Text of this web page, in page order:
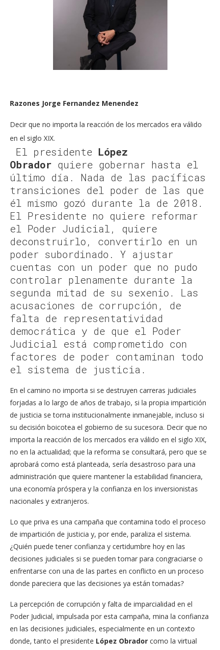
Razones Jorge Fernandez Menendez
Decir que no importa la reacción de los mercados era válido
en el siglo XIX.
El presidente López
Obrador quiere gobernar hasta el
último día. Nada de las pacíficas
transiciones del poder de las que
él mismo gozó durante la de 2018.
El Presidente no quiere reformar
el Poder Judicial, quiere
deconstruirlo, convertirlo en un
poder subordinado. Y ajustar
cuentas con un poder que no pudo
controlar plenamente durante la
segunda mitad de su sexenio. Las
acusaciones de corrupción, de
falta de representatividad
democrática y de que el Poder
Judicial está comprometido con
factores de poder contaminan todo
el sistema de justicia.
En el camino no importa si se destruyen carreras judiciales
forjadas a lo largo de años de trabajo, si la propia impartición
de justicia se torna institucionalmente inmanejable, incluso si
su decisión boicotea el gobierno de su sucesora. Decir que no
importa la reacción de los mercados era válido en el siglo XIX,
no en la actualidad; que la reforma se consultará, pero que se
aprobará como está planteada, sería desastroso para una
administración que quiere mantener la estabilidad financiera,
una economía próspera y la confianza en los inversionistas
nacionales y extranjeros.
Lo que priva es una campaña que contamina todo el proceso
de impartición de justicia y, por ende, paraliza el sistema.
¿Quién puede tener confianza y certidumbre hoy en las
decisiones judiciales si se pueden tomar para congraciarse o
enfrentarse con una de las partes en conflicto en un proceso
donde pareciera que las decisiones ya están tomadas?
La percepción de corrupción y falta de imparcialidad en el
Poder Judicial, impulsada por esta campaña, mina la confianza
en las decisiones judiciales, especialmente en un contexto
donde, tanto el presidente López Obrador como la virtual